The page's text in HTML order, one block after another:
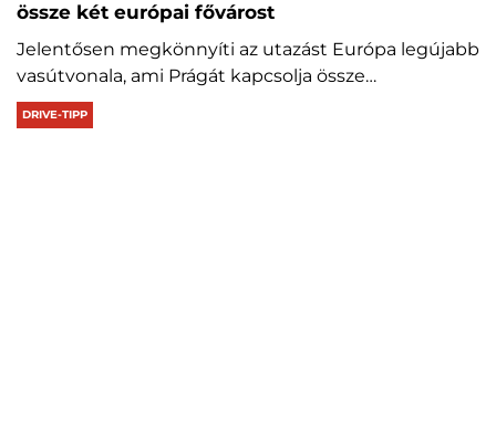
össze két európai fővárost
Jelentősen megkönnyíti az utazást Európa legújabb
vasútvonala, ami Prágát kapcsolja össze…
DRIVE-TIPP